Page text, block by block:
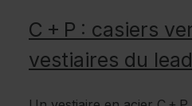
C + P : casiers
vestiaires du